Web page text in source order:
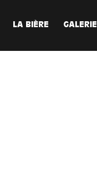
LA BIÈRE GALERIE